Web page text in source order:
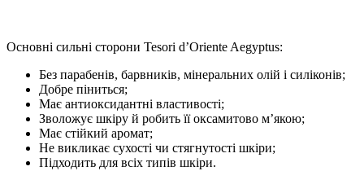
Основні сильні сторони Tesori d’Oriente Aegyptus:
Без парабенів, барвників, мінеральних олій і силіконів;
Добре піниться;
Має антиоксидантні властивості;
Зволожує шкіру й робить її оксамитово м’якою;
Має стійкий аромат;
Не викликає сухості чи стягнутості шкіри;
Підходить для всіх типів шкіри.